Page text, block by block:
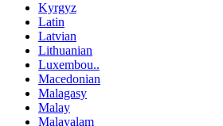
Kyrgyz
Latin
Latvian
Lithuanian
Luxembou..
Macedonian
Malagasy
Malay
Malayalam